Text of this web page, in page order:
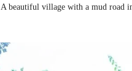
A beautiful village with a mud road